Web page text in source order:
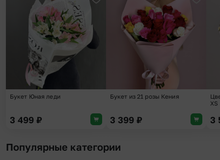
Добавить в избранное
Букет Юная леди
3 499 ₽
Букет из 21 розы Кения
3 399 ₽
XS
3
Популярные категории